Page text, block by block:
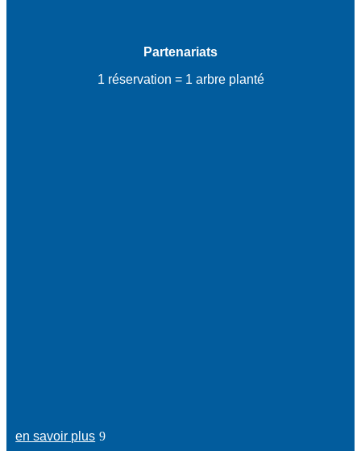
Partenariats
1 réservation = 1 arbre planté
en savoir plus